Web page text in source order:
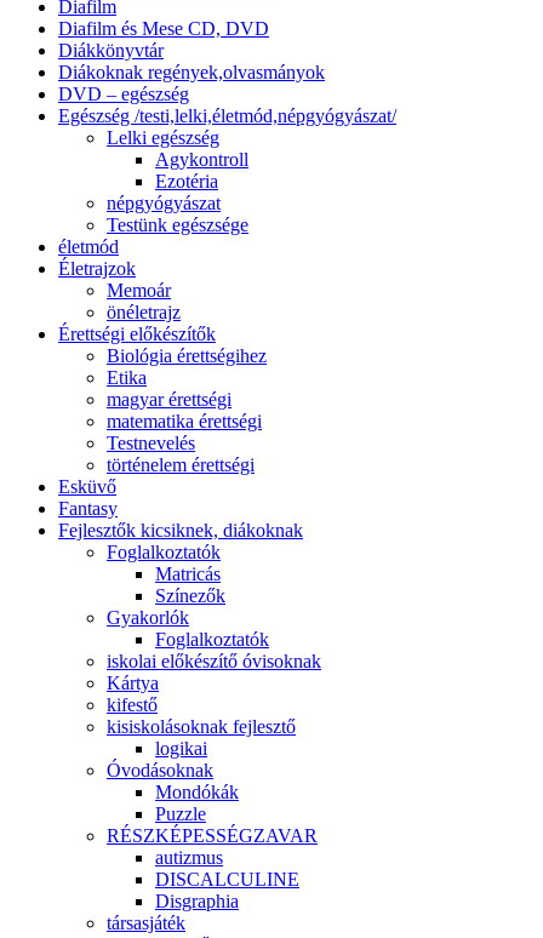
Diafilm
Diafilm és Mese CD, DVD
Diákkönyvtár
Diákoknak regények,olvasmányok
DVD – egészség
Egészség /testi,lelki,életmód,népgyógyászat/
Lelki egészség
Agykontroll
Ezotéria
népgyógyászat
Testünk egészsége
életmód
Életrajzok
Memoár
önéletrajz
Érettségi előkészítők
Biológia érettségihez
Etika
magyar érettségi
matematika érettségi
Testnevelés
történelem érettségi
Esküvő
Fantasy
Fejlesztők kicsiknek, diákoknak
Foglalkoztatók
Matricás
Színezők
Gyakorlók
Foglalkoztatók
iskolai előkészítő óvisoknak
Kártya
kifestő
kisiskolásoknak fejlesztő
logikai
Óvodásoknak
Mondókák
Puzzle
RÉSZKÉPESSÉGZAVAR
autizmus
DISCALCULINE
Disgraphia
társasjáték